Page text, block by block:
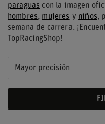
paraguas con la imagen
hombres, mujeres y niños,
semana de carrera.
TopRacingShop!
Mayor precisión